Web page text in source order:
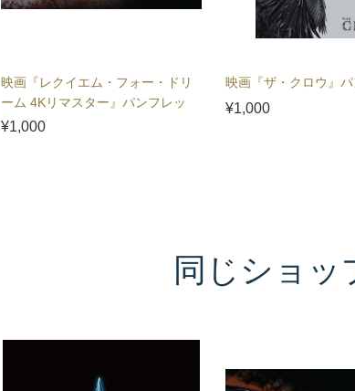
映画『レクイエム・フォー・ドリ
ーム 4Kリマスター』パンフレッ
ト
¥1,000
映画『ザ・クロウ』パ
¥1,000
同じショッ